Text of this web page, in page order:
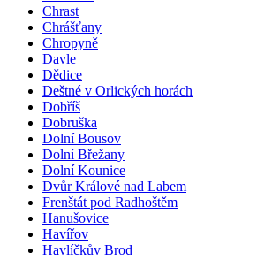
Chrast
Chrášťany
Chropyně
Davle
Dědice
Deštné v Orlických horách
Dobříš
Dobruška
Dolní Bousov
Dolní Břežany
Dolní Kounice
Dvůr Králové nad Labem
Frenštát pod Radhoštěm
Hanušovice
Havířov
Havlíčkův Brod